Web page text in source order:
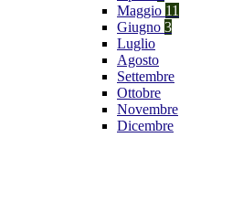
Maggio 11
Giugno 3
Luglio
Agosto
Settembre
Ottobre
Novembre
Dicembre